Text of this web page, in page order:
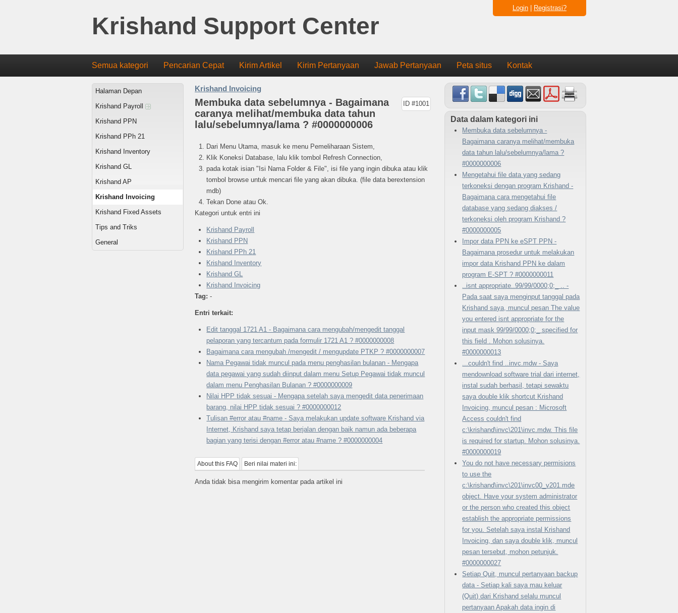
Login Registrasi?
Krishand Support Center
Semua kategori Pencarian Cepat Kirim Artikel Kirim Pertanyaan Jawab Pertanyaan Peta situs Kontak
Halaman Depan
Krishand Payroll
Krishand PPN
Krishand PPh 21
Krishand Inventory
Krishand GL
Krishand AP
Krishand Invoicing
Krishand Fixed Assets
Tips and Triks
General
Krishand Invoicing
ID #1001
Membuka data sebelumnya - Bagaimana
caranya melihat/membuka data tahun
lalu/sebelumnya/lama ? #0000000006
Dari Menu Utama, masuk ke menu Pemeliharaan Sistem,
Klik Koneksi Database, lalu klik tombol Refresh Connection,
pada kotak isian "Isi Nama Folder & File", isi file yang ingin dibuka atau klik
tombol browse untuk mencari file yang akan dibuka. (file data berextension
mdb)
Tekan Done atau Ok.
Kategori untuk entri ini
Krishand Payroll
Krishand PPN
Krishand PPh 21
Krishand Inventory
Krishand GL
Krishand Invoicing
Tag: -
Entri terkait:
Edit tanggal 1721 A1 - Bagaimana cara mengubah/mengedit tanggal
pelaporan yang tercantum pada formulir 1721 A1 ? #0000000008
Bagaimana cara mengubah /mengedit / mengupdate PTKP ? #0000000007
Nama Pegawai tidak muncul pada menu penghasilan bulanan - Mengapa
data pegawai yang sudah diinput dalam menu Setup Pegawai tidak muncul
dalam menu Penghasilan Bulanan ? #0000000009
Nilai HPP tidak sesuai - Mengapa setelah saya mengedit data penerimaan
barang, nilai HPP tidak sesuai ? #0000000012
Tulisan #error atau #name - Saya melakukan update software Krishand via
Internet, Krishand saya tetap berjalan dengan baik namun ada beberapa
bagian yang terisi dengan #error atau #name ? #0000000004
About this FAQ Beri nilai materi ini:
Anda tidak bisa mengirim komentar pada artikel ini
Data dalam kategori ini
Membuka data sebelumnya -
Bagaimana caranya melihat/membuka
data tahun lalu/sebelumnya/lama ?
#0000000006
Mengetahui file data yang sedang
terkoneksi dengan program Krishand -
Bagaimana cara mengetahui file
database yang sedang diakses /
terkoneksi oleh program Krishand ?
#0000000005
Impor data PPN ke eSPT PPN -
Bagaimana prosedur untuk melakukan
impor data Krishand PPN ke dalam
program E-SPT ? #0000000011
..isnt appropriate..99/99/0000;0;_ .. -
Pada saat saya menginput tanggal pada
Krishand saya, muncul pesan The value
you entered isnt appropriate for the
input mask 99/99/0000;0;_ specified for
this field . Mohon solusinya.
#0000000013
...couldn't find ..invc.mdw - Saya
mendownload software trial dari internet,
instal sudah berhasil, tetapi sewaktu
saya double klik shortcut Krishand
Invoicing, muncul pesan : Microsoft
Access couldn't find
c:\krishand\invc\201\invc.mdw. This file
is required for startup. Mohon solusinya.
#0000000019
You do not have necessary permisions
to use the
c:\krishand\invc\201\invc00_v201.mde
object. Have your system administrator
or the person who created this object
establish the appropriate permissions
for you. Setelah saya instal Krishand
Invoicing, dan saya double klik, muncul
pesan tersebut, mohon petunjuk.
#0000000027
Setiap Quit, muncul pertanyaan backup
data - Setiap kali saya mau keluar
(Quit) dari Krishand selalu muncul
pertanyaan Apakah data ingin di